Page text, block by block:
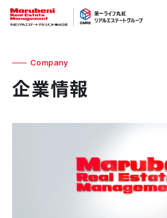
Company
企業情報